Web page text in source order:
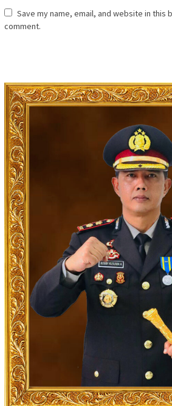
Save my name, email, and website in this
comment.